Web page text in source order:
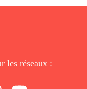
les réseaux :